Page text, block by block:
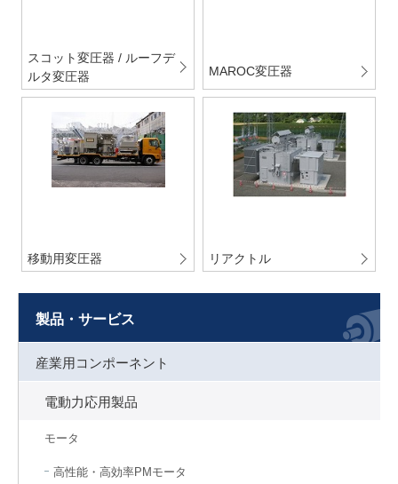
スコット変圧器 / ルーフデ
ルタ変圧器
MAROC変圧器
移動用変圧器 リアクトル
製品・サービス
産業用コンポーネント
電動力応用製品
モータ
高性能・高効率PMモータ